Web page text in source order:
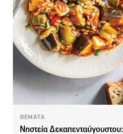
ΘΕΜΑΤΑ
Νηστεία